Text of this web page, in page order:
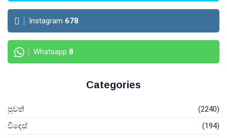
Instagram 678
Whatsapp 8
Categories
පුවත්
(2240)
විදෙස්
(194)